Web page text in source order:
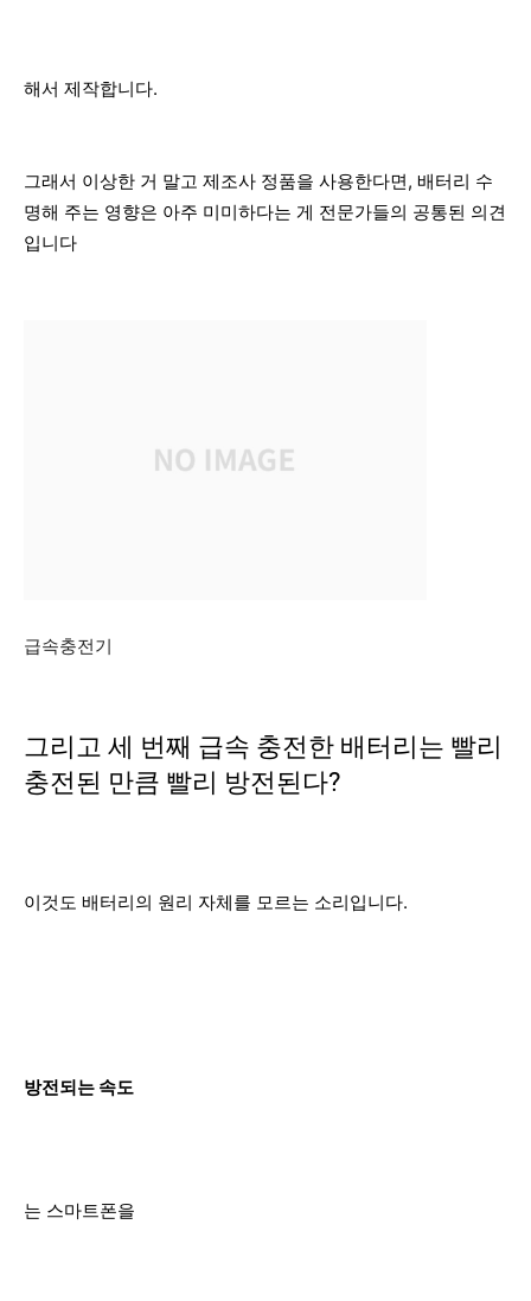
해서 제작합니다.
그래서 이상한 거 말고 제조사 정품을 사용한다면, 배터리 수
명해 주는 영향은 아주 미미하다는 게 전문가들의 공통된 의견
입니다
급속충전기
그리고 세 번째 급속 충전한 배터리는 빨리
충전된 만큼 빨리 방전된다?
이것도 배터리의 원리 자체를 모르는 소리입니다.
방전되는 속도
는 스마트폰을